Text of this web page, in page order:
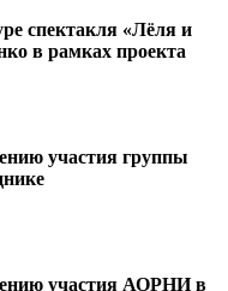
спектакля «Лёля и
в рамках проекта
участия группы
участия АОРНИ в